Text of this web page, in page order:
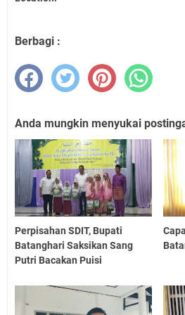
Berbagi :
Anda mungkin menyukai
Perpisahan SDIT, Bupati
Batanghari Saksikan Sang
Putri Bacakan Puisi